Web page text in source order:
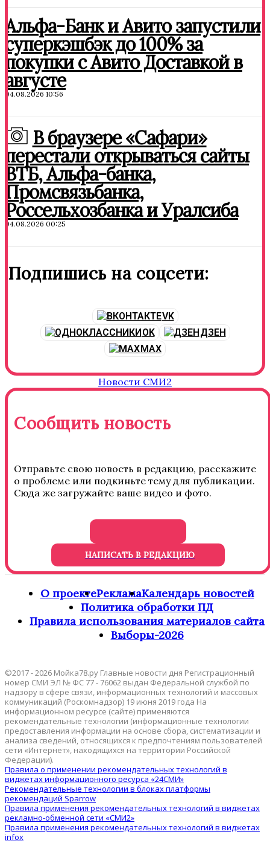
Альфа-Банк и Авито запустили
суперкэшбэк до 100% за
покупки с Авито Доставкой в
августе
04.08.2026 10:56
В браузере «Сафари»
перестали открываться сайты
ВТБ, Альфа-банка,
Промсвязьбанка,
Россельхозбанка и Уралсиба
04.08.2026 00:25
Подпишись на соцсети:
VK
OK
ДЗЕН
MAX
Новости СМИ2
Сообщить новость
Отправьте свою новость в редакцию, расскажите
о проблеме или подкиньте тему для публикации.
Сюда же загружайте ваше видео и фото.
НАПИСАТЬ В РЕДАКЦИЮ
О проектеРекламаКалендарь новостей
Политика обработки ПД
Правила использования материалов сайта
Выборы-2026
©2017 - 2026 Мойка78.ру Главные новости дня Регистрационный
номер СМИ ЭЛ № ФС 77 - 76062 выдан Федеральной службой по
надзору в сфере связи, информационных технологий и массовых
коммуникаций (Роскомнадзор) 19 июня 2019 года На
информационном ресурсе (сайте) применяются
рекомендательные технологии (информационные технологии
предоставления информации на основе сбора, систематизации и
анализа сведений, относящихся к предпочтениям пользователей
сети «Интернет», находящихся на территории Российской
Федерации).
Правила о применении рекомендательных технологий в
виджетах информационного ресурса «24СМИ»
Рекомендательные технологии в блоках платформы
рекомендаций Sparrow
Правила применения рекомендательных технологий в виджетах
рекламно-обменной сети «СМИ2»
Правила применения рекомендательных технологий в виджетах
infox